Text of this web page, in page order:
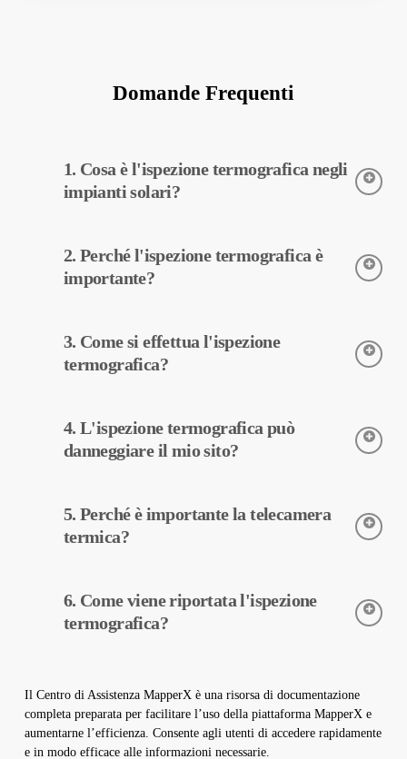
Domande Frequenti
1. Cosa è l'ispezione termografica negli
impianti solari?
temperature delle apparecchiature impiegate negli impianti
solari. Questo tipo di ispezione consente di diagnosticare
2. Perché l'ispezione termografica è
importante?
apparecchiature negli impianti solari. La diagnosi precoce dei
guasti e la manutenzione preventiva possono ridurre i costi
3. Come si effettua l'ispezione
termografica?
termiche. Le telecamere rilevano le temperature delle
apparecchiature e questi dati vengono elaborati da MapperX e
4. L'ispezione termografica può
danneggiare il mio sito?
viene eseguita senza apportare modifiche fisiche al vostro
impianto. Non danneggia il sito e aiuta a mantenere il vostro
5. Perché è importante la telecamera
termica?
precisione le temperature delle apparecchiature negli impianti
solari. Queste telecamere aiutano nella diagnosi precoce dei
6. Come viene riportata l'ispezione
termografica?
sono utilizzati per migliorare l’efficienza degli impianti solari e
ridurre i costi operativi.
Il Centro di Assistenza MapperX è una risorsa di documentazione
completa preparata per facilitare l’uso della piattaforma MapperX e
aumentarne l’efficienza. Consente agli utenti di accedere rapidamente
e in modo efficace alle informazioni necessarie.